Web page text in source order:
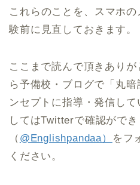
これらのことを、スマホ
験前に見直しておきます。
ここまで読んで頂きあり
ら予備校・ブログで「丸
ンセプトに指導・発信し
してはTwitterで確認がで
（ @Englishpandaa）
をフ
ください。